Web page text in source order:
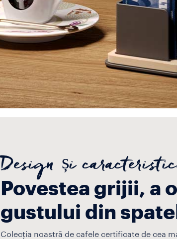
Design și
Povestea grijii, a
gustului din
Colecția noastră de cafele certificate de cea